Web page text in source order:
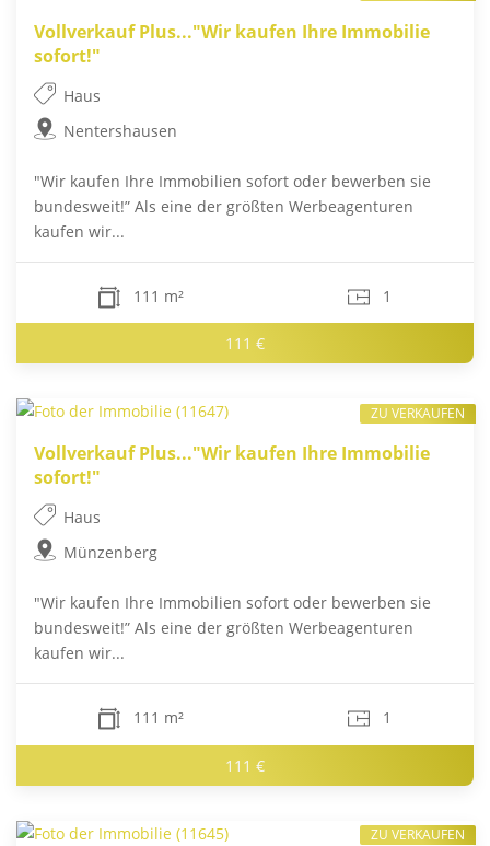
Vollverkauf Plus..."Wir kaufen Ihre Immobilie
sofort!"
Haus
Nentershausen
"Wir kaufen Ihre Immobilien sofort oder bewerben sie
bundesweit!” Als eine der größten Werbeagenturen
kaufen wir...
111 m² 1
111 €
Vollverkauf Plus..."Wir kaufen Ihre Immobilie
sofort!"
Haus
Münzenberg
"Wir kaufen Ihre Immobilien sofort oder bewerben sie
bundesweit!” Als eine der größten Werbeagenturen
kaufen wir...
111 m² 1
111 €
ZU VERKAUFEN
ZU VERKAUFEN